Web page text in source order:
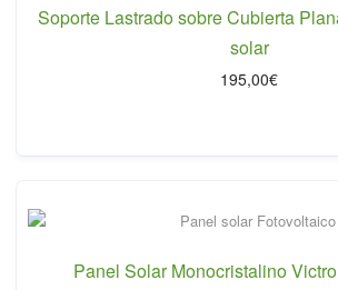
Soporte Lastrado sobre Cubierta
solar
195,00€
Panel Solar Monocristalino